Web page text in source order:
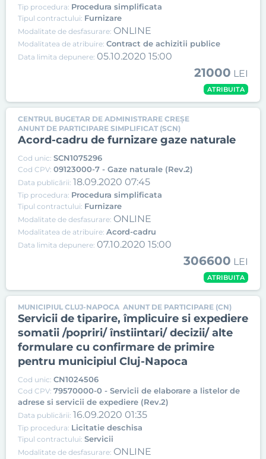
Tip procedura: Procedura simplificata
Tipul contractului: Furnizare
Modalitate de desfasurare: ONLINE
Modalitatea de atribuire: Contract de achizitii publice
Data limita depunere: 05.10.2020 15:00
21000 LEI
ATRIBUITA
CENTRUL BUGETAR DE ADMINISTRARE CREȘE
ANUNT DE PARTICIPARE SIMPLIFICAT (SCN)
Acord-cadru de furnizare gaze naturale
Cod unic: SCN1075296
Cod CPV: 09123000-7 - Gaze naturale (Rev.2)
Data publicării: 18.09.2020 07:45
Tip procedura: Procedura simplificata
Tipul contractului: Furnizare
Modalitate de desfasurare: ONLINE
Modalitatea de atribuire: Acord-cadru
Data limita depunere: 07.10.2020 15:00
306600 LEI
ATRIBUITA
MUNICIPIUL CLUJ-NAPOCA ANUNT DE PARTICIPARE (CN)
Servicii de tiparire, împlicuire si expediere
somatii /popriri/ înstiintari/ decizii/ alte
formulare cu confirmare de primire
pentru municipiul Cluj-Napoca
Cod unic: CN1024506
Cod CPV: 79570000-0 - Servicii de elaborare a listelor de
adrese si servicii de expediere (Rev.2)
Data publicării: 16.09.2020 01:35
Tip procedura: Licitatie deschisa
Tipul contractului: Servicii
Modalitate de desfasurare: ONLINE